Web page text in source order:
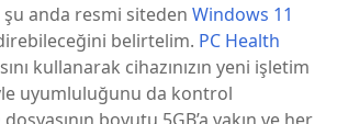
anda resmi siteden Windows 11
belirtelim. PC Health
kullanarak cihazınızın yeni işletim
uyumluluğunu da kontrol